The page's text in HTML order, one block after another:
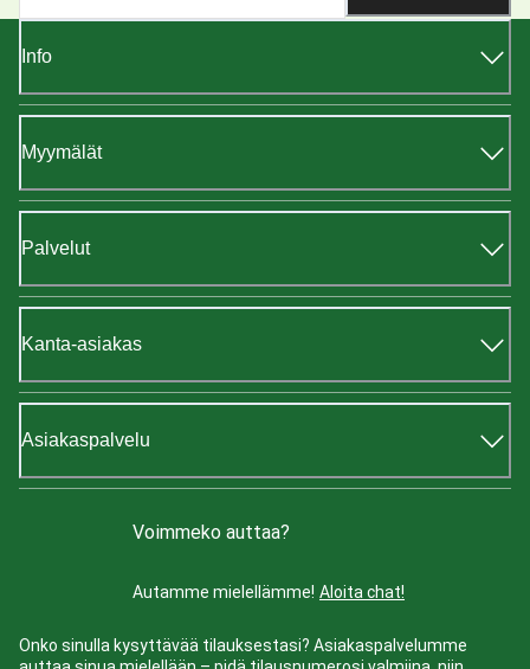
Info
Myymälät
Palvelut
Kanta-asiakas
Asiakaspalvelu
Voimmeko auttaa?
Autamme mielellämme! Aloita chat!
Onko sinulla kysyttävää tilauksestasi? Asiakaspalvelumme